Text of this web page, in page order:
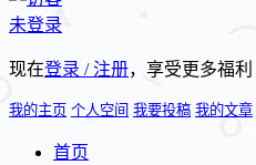
未登录
现在登录 / 注册，享受更多福利
我的主页 个人空间 我要投稿 我的文章
首页